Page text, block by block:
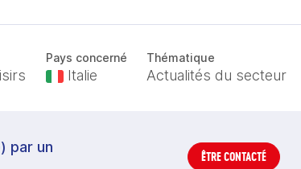
Pays concerné
Italie
Thématique
Actualités du secteur
par un
ÊTRE CONTACTÉ